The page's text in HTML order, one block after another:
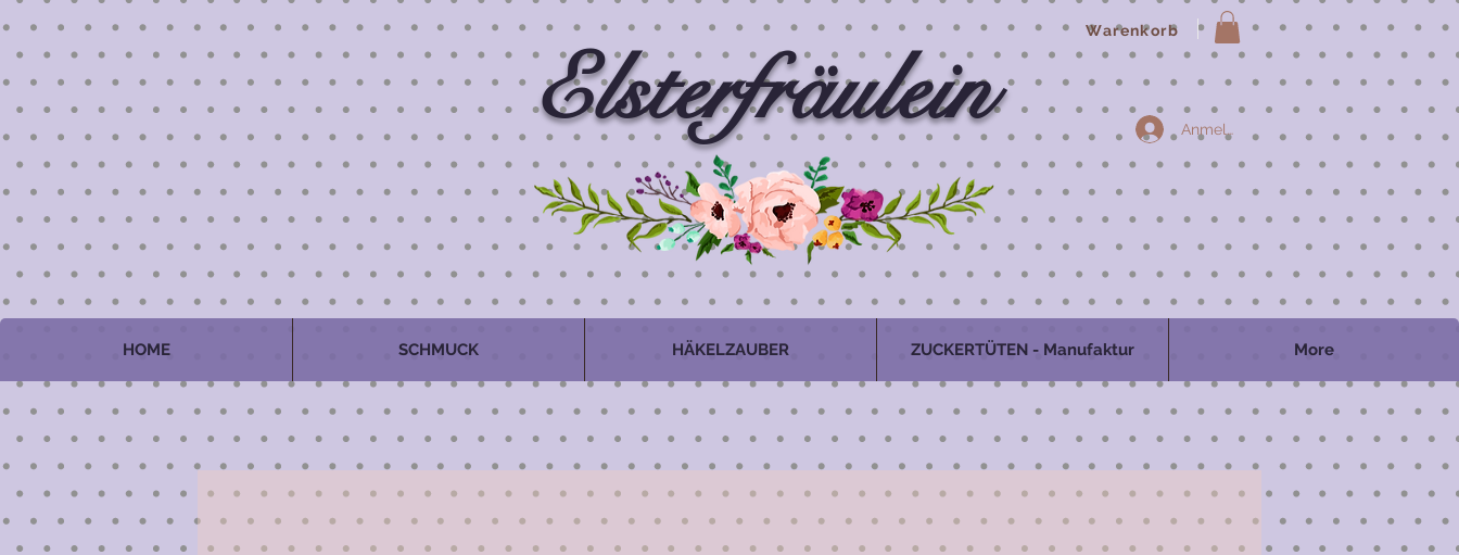
Warenkorb
Elsterfräulein
HOME SCHMUCK HÄKELZAUBER ZUCKERTÜTEN - Manufaktur More
Anmelden